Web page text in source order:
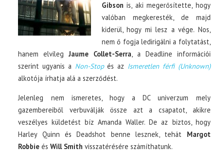
Gibson is, aki megerősítette, hogy
valóban megkeresték, de majd
kiderül, hogy mi lesz a vége. Nos,
nem ő fogja ledirigálni a folytatást,
hanem elvileg Jaume Collet-Serra, a Deadline információi
szerint ugyanis a Non-Stopés az Ismeretlen férfi (Unknown)
alkotója írhatja alá a szerződést.
Jelenleg nem ismeretes, hogy a DC univerzum mely
gazembereiből verbuválják össze azt a csapatot, akikre
veszélyes küldetést bíz Amanda Waller. De az biztos, hogy
Harley Quinn és Deadshot benne lesznek, tehát Margot
Robbie ésWill Smith visszatérésére számíthatunk.